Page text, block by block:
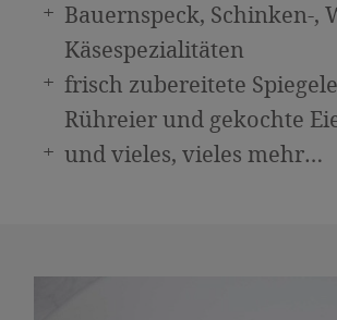
Bauernspeck, Schinken-,
Käsespezialitäten
frisch zubereitete
Rühreier und gekochte
und vieles, vieles mehr…